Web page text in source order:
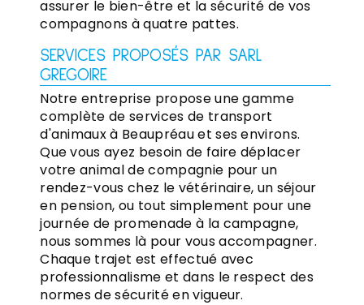
assurer le bien-être et la sécurité de vos
compagnons à quatre pattes.
SERVICES PROPOSÉS PAR SARL
GREGOIRE
Notre entreprise propose une gamme
complète de services de transport
d'animaux à Beaupréau et ses environs.
Que vous ayez besoin de faire déplacer
votre animal de compagnie pour un
rendez-vous chez le vétérinaire, un séjour
en pension, ou tout simplement pour une
journée de promenade à la campagne,
nous sommes là pour vous accompagner.
Chaque trajet est effectué avec
professionnalisme et dans le respect des
normes de sécurité en vigueur.